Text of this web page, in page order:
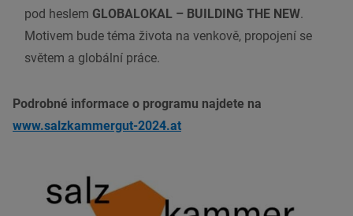
pod heslem GLOBALOKAL – BUILDING THE NEW.
Motivem bude téma života na venkově, propojení se
světem a globální práce.
Podrobné informace o programu najdete na
www.salzkammergut-2024.at